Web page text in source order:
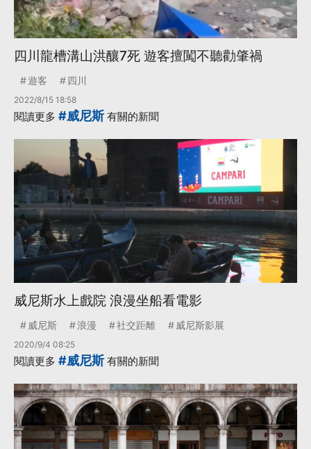
四川龍槽溝山洪釀7死 遊客擅闖不聽勸肇禍
遊客 四川
2022/8/15 18:58
閱讀更多 #威尼斯有關的新聞
威尼斯水上戲院 浪漫坐船看電影
威尼斯 浪漫 社交距離 威尼斯影展
2020/9/4 08:25
閱讀更多 #威尼斯有關的新聞